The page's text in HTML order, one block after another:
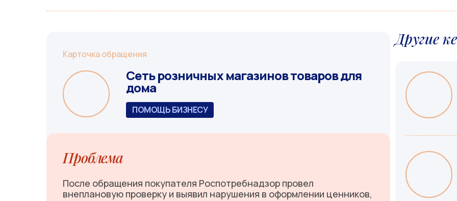
Карточка обращения
Сеть розничных магазинов товаров для
дома
ПОМОЩЬ БИЗНЕСУ
Проблема
После обращения покупателя Роспотребнадзор провел
внеплановую проверку и выявил нарушения в оформлении ценников,
Другие